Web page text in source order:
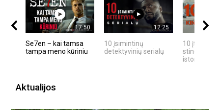
17:50
Se7en – kai tamsa
tampa meno kūriniu
12:25
10 įsimintinų
detektyvinių serialų
10 įtemptų,
stingdančių
istorijų
Aktualijos